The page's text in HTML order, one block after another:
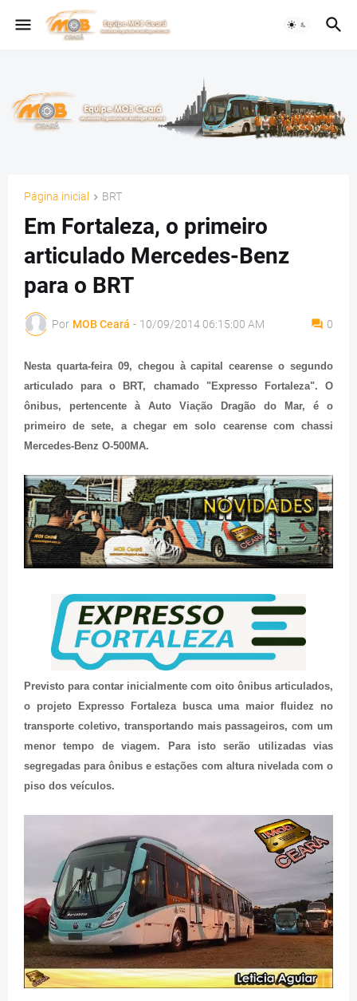
Página inicial BRT
Em Fortaleza, o primeiro
articulado Mercedes-Benz
para o BRT
Por MOB Ceará - 10/09/2014 06:15:00 AM 0
Nesta quarta-feira 09, chegou à capital cearense o segundo
articulado para o BRT, chamado "Expresso Fortaleza". O
ônibus, pertencente à Auto Viação Dragão do Mar, é o
primeiro de sete, a chegar em solo cearense com chassi
Mercedes-Benz O-500MA.
Previsto para contar inicialmente com oito ônibus articulados,
o projeto Expresso Fortaleza busca uma maior fluidez no
transporte coletivo, transportando mais passageiros, com um
menor tempo de viagem. Para isto serão utilizadas vias
segregadas para ônibus e estações com altura nivelada com o
piso dos veículos.